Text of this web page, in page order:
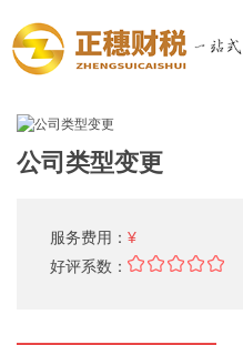
公司类型变更
服务费用： ¥
好评系数：